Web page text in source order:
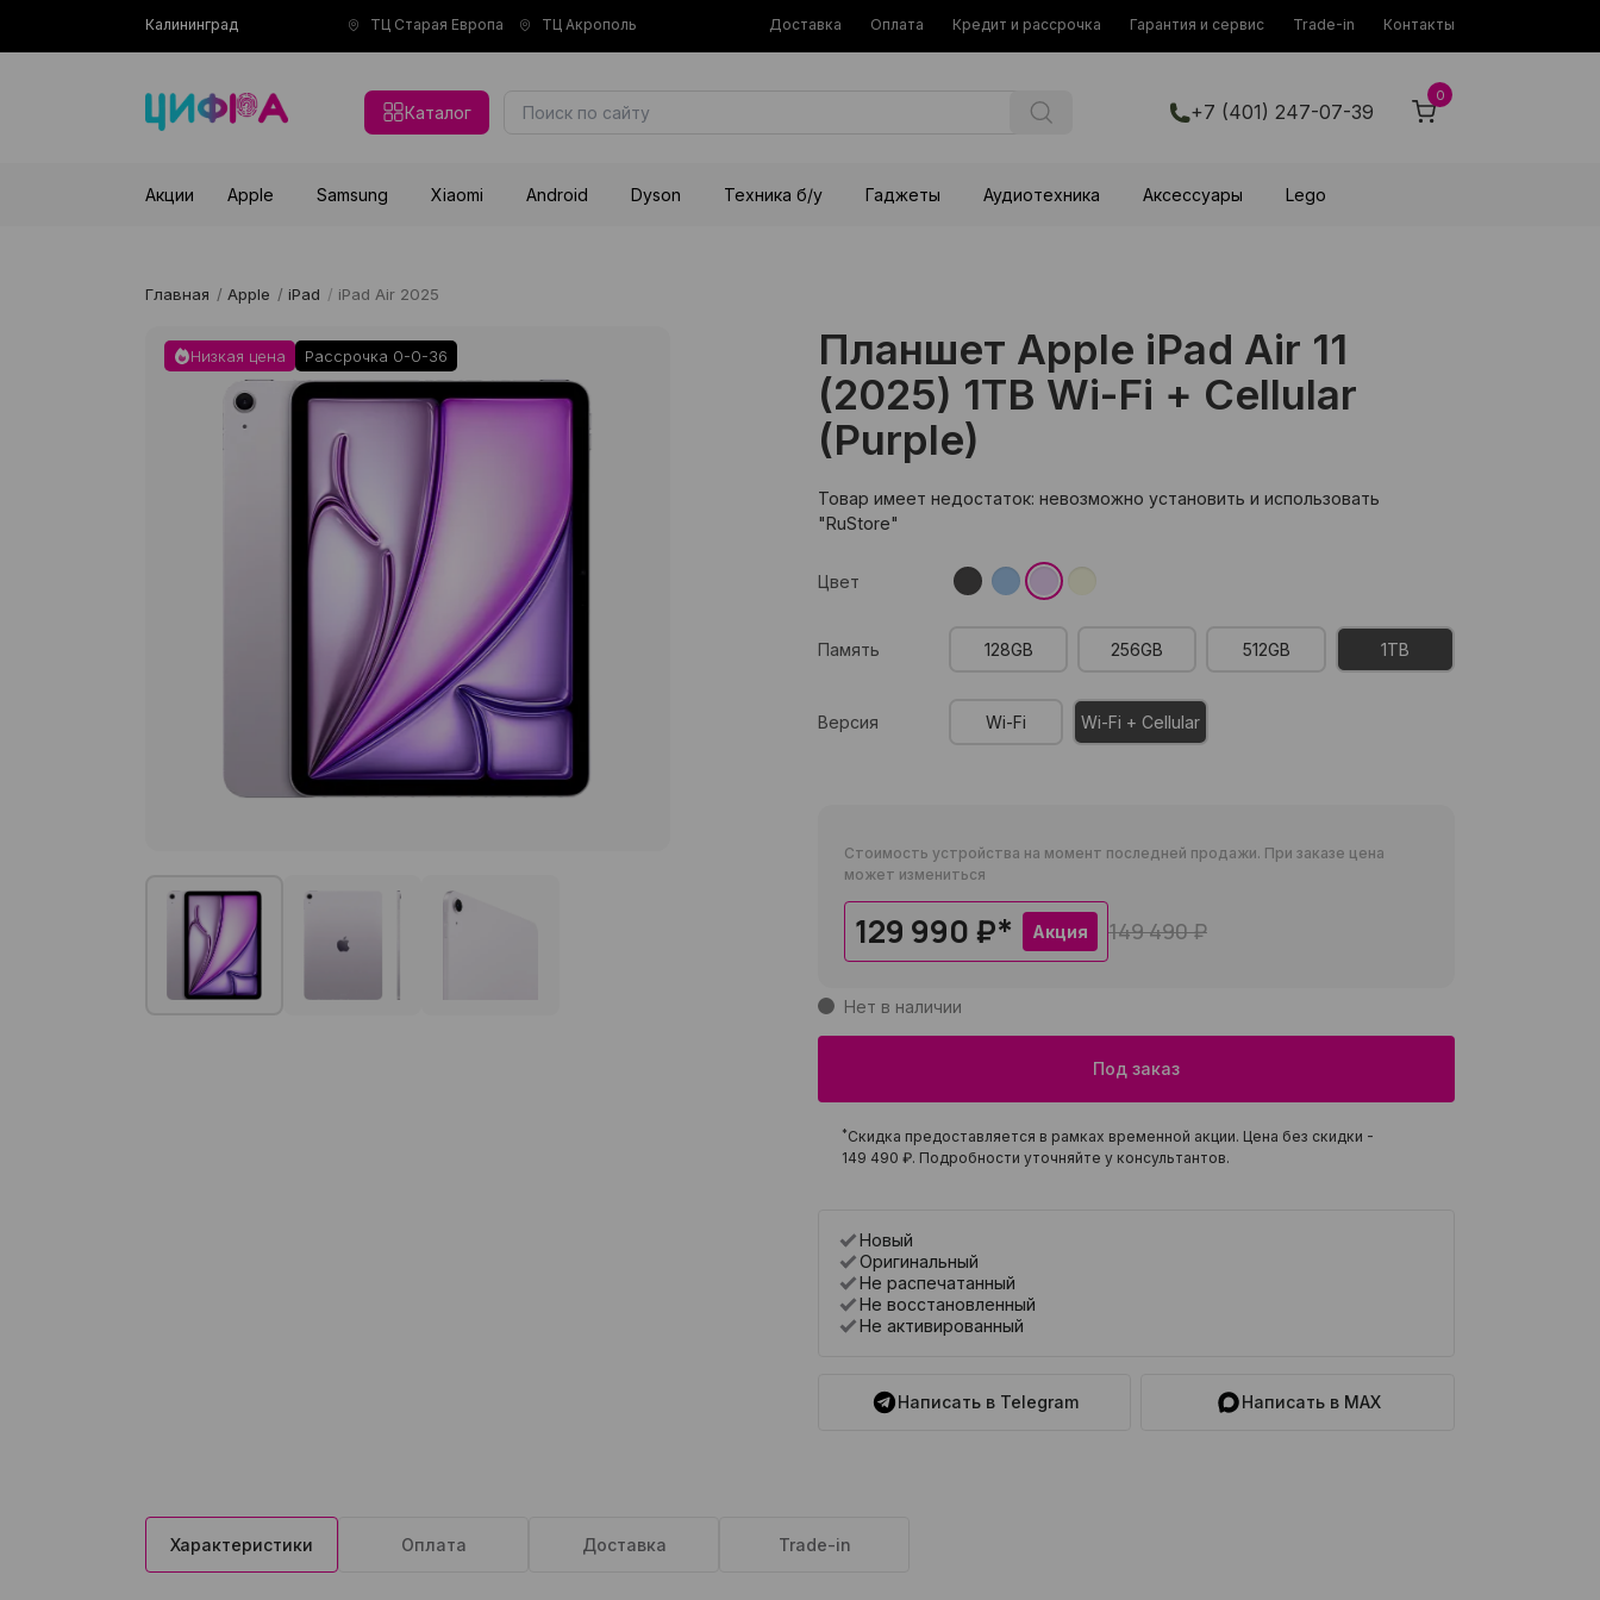
Калининград ТЦ Старая Европа ТЦ Акрополь Доставка Оплата Кредит и рассрочка Гарантия и сервис Trade-in Контакты
Каталог +7 (401) 247-07-39
0
Акции Apple Samsung Xiaomi Android Dyson Техника б/у Гаджеты Аудиотехника Аксессуары Lego
Главная / Apple / iPad / iPad Air 2025
Низкая цена Рассрочка 0-0-36
Планшет Apple iPad Air 11
(2025) 1TB Wi-Fi + Cellular
(Purple)
Товар имеет недостаток: невозможно установить и использовать
"RuStore"
Цвет
Память 128GB 256GB 512GB 1TB
Версия Wi-Fi Wi-Fi + Cellular
Стоимость устройства на момент последней продажи. При заказе цена
может измениться
129 990 ₽* Акция 149 490 ₽
Нет в наличии
Под заказ
*Скидка предоставляется в рамках временной акции. Цена без скидки -
149 490 ₽. Подробности уточняйте у консультантов.
Новый
Оригинальный
Не распечатанный
Не восстановленный
Не активированный
Написать в Telegram Написать в MAX
Характеристики Оплата Доставка Trade-in